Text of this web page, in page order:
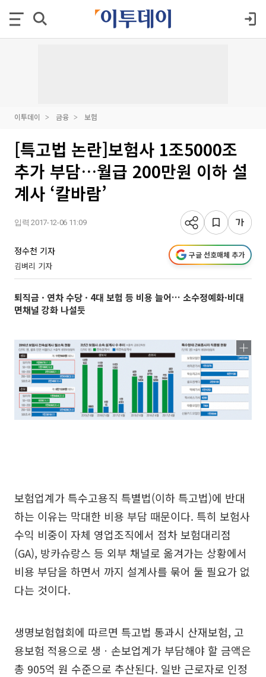
이투데이 금융 보험
[특고법 논란]보험사 1조5000조
추가 부담…월급 200만원 이하 설
계사 ‘칼바람’
입력 2017-12-06 11:09
정수천 기자
김벼리 기자
구글 선호매체 추가
퇴직금 · 연차 수당 · 4대 보험 등 비용 늘어… 소수정예화·비대
면채널 강화 나설듯
보험업계가 특수고용직 특별법(이하 특고법)에 반대
하는 이유는 막대한 비용 부담 때문이다. 특히 보험사
수익 비중이 자체 영업조직에서 점차 보험대리점
(GA), 방카슈랑스 등 외부 채널로 옮겨가는 상황에서
비용 부담을 하면서 까지 설계사를 묶어 둘 필요가 없
다는 것이다.
생명보험협회에 따르면 특고법 통과시 산재보험, 고
용보험 적용으로 생ㆍ손보업계가 부담해야 할 금액은
총 905억 원 수준으로 추산된다. 일반 근로자로 인정